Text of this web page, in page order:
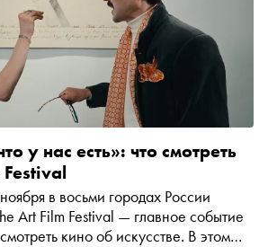
у нас есть»: что смотреть
в восьми городах России
кино об искусстве. В этом